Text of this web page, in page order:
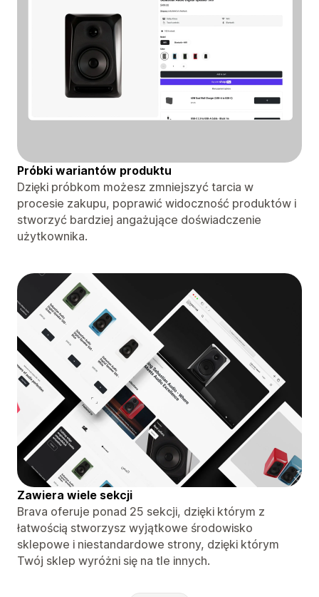
Próbki wariantów produktu
Dzięki próbkom możesz zmniejszyć tarcia w
procesie zakupu, poprawić widoczność produktów i
stworzyć bardziej angażujące doświadczenie
użytkownika.
Zawiera wiele sekcji
Brava oferuje ponad 25 sekcji, dzięki którym z
łatwością stworzysz wyjątkowe środowisko
sklepowe i niestandardowe strony, dzięki którym
Twój sklep wyróżni się na tle innych.